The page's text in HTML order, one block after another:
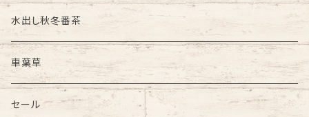
水出し秋冬番茶
車葉草
セール